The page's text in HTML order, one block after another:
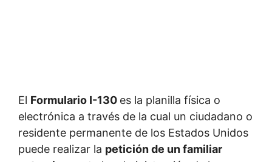
El Formulario I-130 es la planilla física o
electrónica a través de la cual un ciudadano o
residente permanente de los Estados Unidos
puede realizar la petición de un familiar